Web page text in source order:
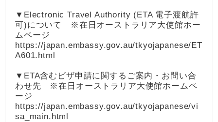
▼Electronic Travel Authority (ETA 電子渡航許
可)について ※在日オーストラリア大使館ホー
ムページ
https://japan.embassy.gov.au/tkyojapanese/ET
A601.html
▼ETA含むビザ申請に関するご案内・お問い合
わせ先 ※在日オーストラリア大使館ホームペ
ージ
https://japan.embassy.gov.au/tkyojapanese/vi
sa_main.html